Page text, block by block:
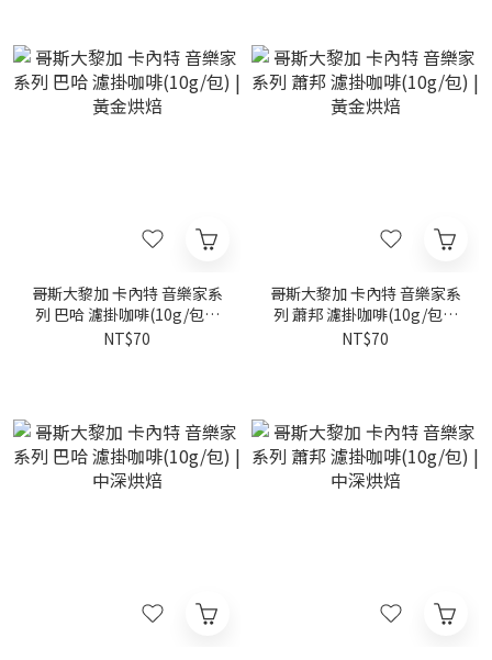
哥斯大黎加 卡內特 音樂家系
列 巴哈 濾掛咖啡(10g/包) |
黃金烘焙
NT$70
哥斯大黎加 卡內特 音樂家系
列 蕭邦 濾掛咖啡(10g/包) |
黃金烘焙
NT$70